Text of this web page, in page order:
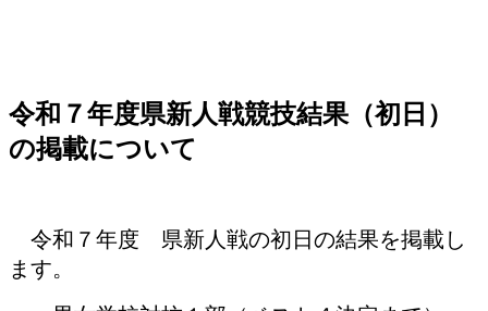
令和７年度県新人戦競技結果（初日）
の掲載について
令和７年度 県新人戦の初日の結果を掲載し
ます。